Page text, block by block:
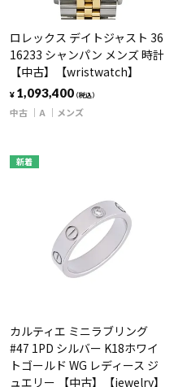
ロレックス デイトジャスト 36
16233 シャンパン メンズ 時計
【中古】【wristwatch】
¥ 1,093,400（税込）
中古 A メンズ
新着
カルティエ ミニラブリング
#47 1PD シルバー K18ホワイ
トゴールド WG レディース ジ
ュエリー 【中古】【jewelry】